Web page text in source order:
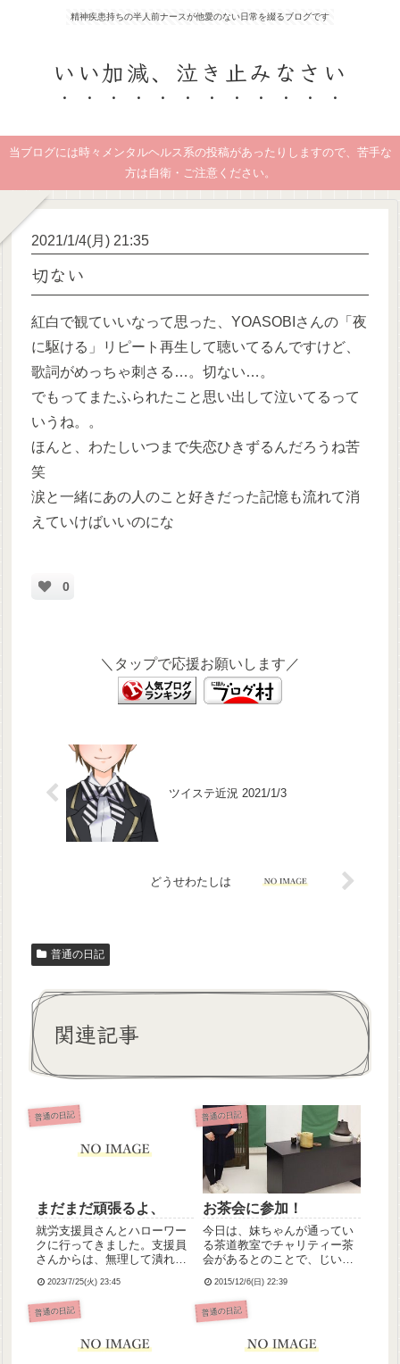
精神疾患持ちの半人前ナースが他愛のない日常を綴るブログです
いい加減、泣き止みなさい
当ブログには時々メンタルヘルス系の投稿があったりしますので、苦手な
方は自衛・ご注意ください。
2021/1/4(月) 21:35
切ない
紅白で観ていいなって思った、YOASOBIさんの「夜
に駆ける」リピート再生して聴いてるんですけど、
歌詞がめっちゃ刺さる…。切ない…。
でもってまたふられたこと思い出して泣いてるって
いうね。。
ほんと、わたしいつまで失恋ひきずるんだろうね苦
笑
涙と一緒にあの人のこと好きだった記憶も流れて消
えていけばいいのにな
0
＼タップで応援お願いします／
ツイステ近況 2021/1/3
どうせわたしは
普通の日記
関連記事
普通の日記
まだまだ頑張るよ、
就労支援員さんとハローワー
クに行ってきました。支援員
さんからは、無理して潰れた
るという選択肢もありだよ、
と言われたのですが、障害雇
用の窓口の方も交えて3人でお
とだし、一度仕事からは離れ
2023/7/25(火) 23:45
普通の日記
お茶会に参加！
今日は、妹ちゃんが通ってい
る茶道教室でチャリティー茶
会があるとのことで、じいち
して参りました🍵🍡立礼席で
スタンバる妹ちゃんの図。妹
ちゃん、茶道を習い始めてま
いないのだけど、立派にお点
2015/12/6(日) 22:39
普通の日記 普通の日記